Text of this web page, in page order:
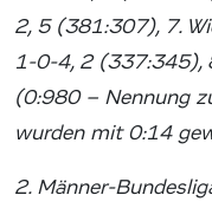
2, 5 (381:307), 7.
1-0-4, 2 (337:345),
(0:980 – Nennung
wurden mit 0:14
2. Männer-